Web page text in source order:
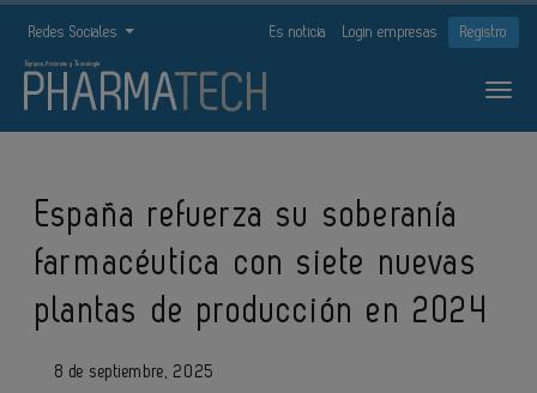
Redes Sociales Es noticia Login empresas Registro
España refuerza su soberanía
farmacéutica con siete nuevas
plantas de producción en 2024
8 de septiembre, 2025